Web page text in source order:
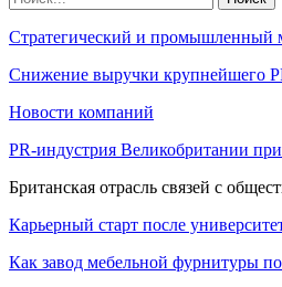
Стратегический и промышленный
Снижение выручки крупнейшего
Новости компаний
PR-индустрия Великобритании
Британская отрасль связей с
Карьерный старт после
Как завод мебельной фурнитуры